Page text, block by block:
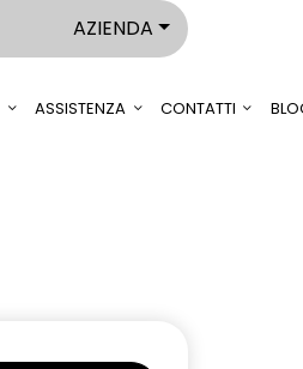
AZIENDA
ASSISTENZA CONTATTI